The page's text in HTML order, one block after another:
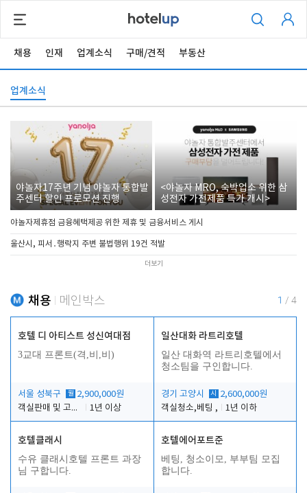
채용 인재 업계소식 구매/견적 부동산
업계소식
야놀자17주년 기념 야놀자 통합발
주센터 할인 프로모션 진행
<야놀자 MRO, 숙박업소 위한 삼
성전자 가전제품 특가 개시>
야놀자제휴점 금융혜택제공 위한 제휴 및 금융서비스 게시
울산시, 피서․행락지 주변 불법행위 19건 적발
더보기
채용 메인박스 1 / 4
호텔 디 아티스트 성신여대점
3교대 프론트(격,비,비)
서울 성북구 월 2,900,000원
객실판매 및 고객응대
1년 이상
일산대화 라트리호텔
일산 대화역 라트리호텔에서
청소팀을 구인합니다.
경기 고양시 시
2,600,000원
객실청소,베팅 ,
1년 이하
호텔클래시
수유 클래시호텔 프론트 과장
님 구합니다.
호텔에어포트준
베팅, 청소이모, 부부팀 모집
합니다.